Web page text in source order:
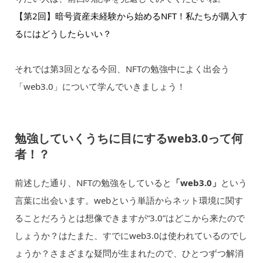
【第2回】暗号資産未経験から始めるNFT！私たちが購入す
るにはどうしたらいい？
それでは第3回となる今回、NFTの勉強中によく出会う
「web3.0」について学んでいきましょう！
勉強していくうちに目にするweb3.0って何
者！？
前述した通り、NFTの勉強をしていると 「web3.0」 という
言葉に出会います。webという単語からネット環境に関す
ることだろうとは想像できますが“3.0”はどこから来たので
しょうか？はたまた、すでにweb3.0は使われているのでし
ょうか？さまざまな疑問が生まれたので、ひとつずつ解消